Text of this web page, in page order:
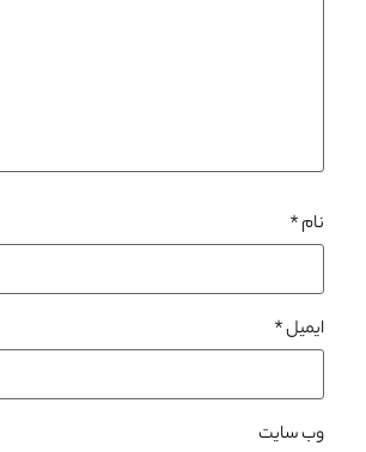
نام*
ایمیل*
وب‌ سایت